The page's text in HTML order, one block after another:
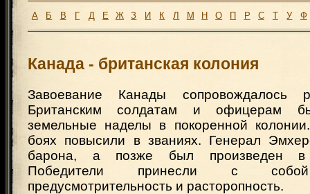
А Б В Г Д Е Ж З И К Л М Н О П Р С Т У Ф
Канада - британская колония
Завоевание Канады сопровождалось
Британским солдатам и офицерам
земельные наделы в покоренной
боях повысили в званиях. Генерал
барона, а позже был произведен в
Победители принесли с собой
предусмотрительность и расторопность.